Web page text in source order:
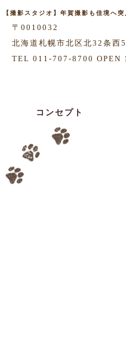
【撮影スタジオ】年賀撮影も佳境へ突
〒0010032
北海道札幌市北区北32条西
TEL 011-707-8700 OPEN
コンセプト